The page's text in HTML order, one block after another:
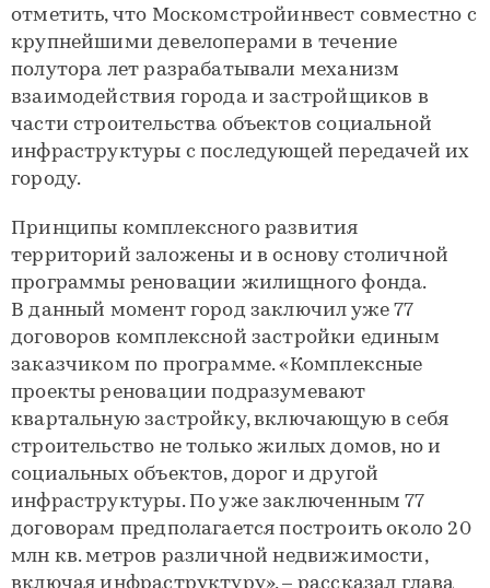
отметить, что Москомстройинвест совместно с
крупнейшими девелоперами в течение
полутора лет разрабатывали механизм
взаимодействия города и застройщиков в
части строительства объектов социальной
инфраструктуры с последующей передачей их
городу.
Принципы комплексного развития
территорий заложены и в основу столичной
программы реновации жилищного фонда.
В данный момент город заключил уже 77
договоров комплексной застройки единым
заказчиком по программе. «Комплексные
проекты реновации подразумевают
квартальную застройку, включающую в себя
строительство не только жилых домов, но и
социальных объектов, дорог и другой
инфраструктуры. По уже заключенным 77
договорам предполагается построить около 20
млн кв. метров различной недвижимости,